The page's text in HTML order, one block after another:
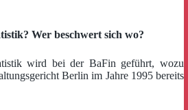
Wer beschwert sich wo?
wird bei der BaFin geführt, wozu
Berlin im Jahre 1995 bereits